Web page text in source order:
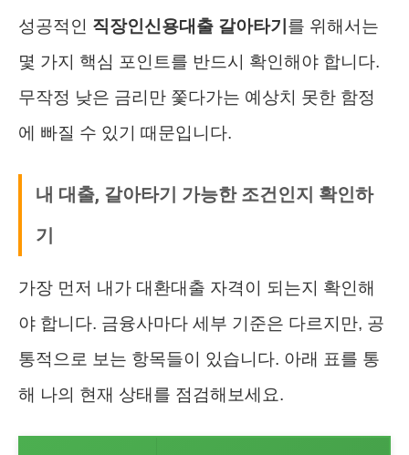
성공적인 직장인신용대출 갈아타기 를 위해서는
몇 가지 핵심 포인트를 반드시 확인해야 합니다.
무작정 낮은 금리만 쫓다가는 예상치 못한 함정
에 빠질 수 있기 때문입니다.
내 대출, 갈아타기 가능한 조건인지 확인하
기
가장 먼저 내가 대환대출 자격이 되는지 확인해
야 합니다. 금융사마다 세부 기준은 다르지만, 공
통적으로 보는 항목들이 있습니다. 아래 표를 통
해 나의 현재 상태를 점검해보세요.